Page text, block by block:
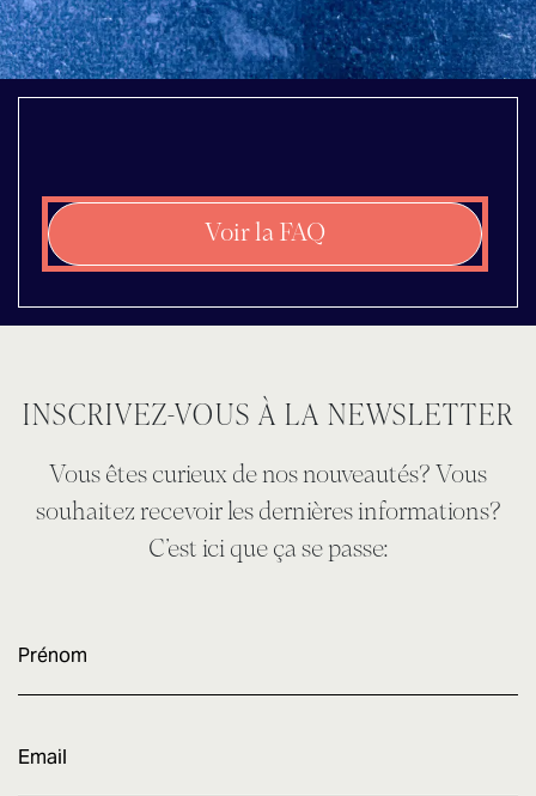
Voir la FAQ
INSCRIVEZ-VOUS À LA NEWSLETTER
Vous êtes curieux de nos nouveautés? Vous
souhaitez recevoir les dernières informations?
C’est ici que ça se passe:
Prénom
mail